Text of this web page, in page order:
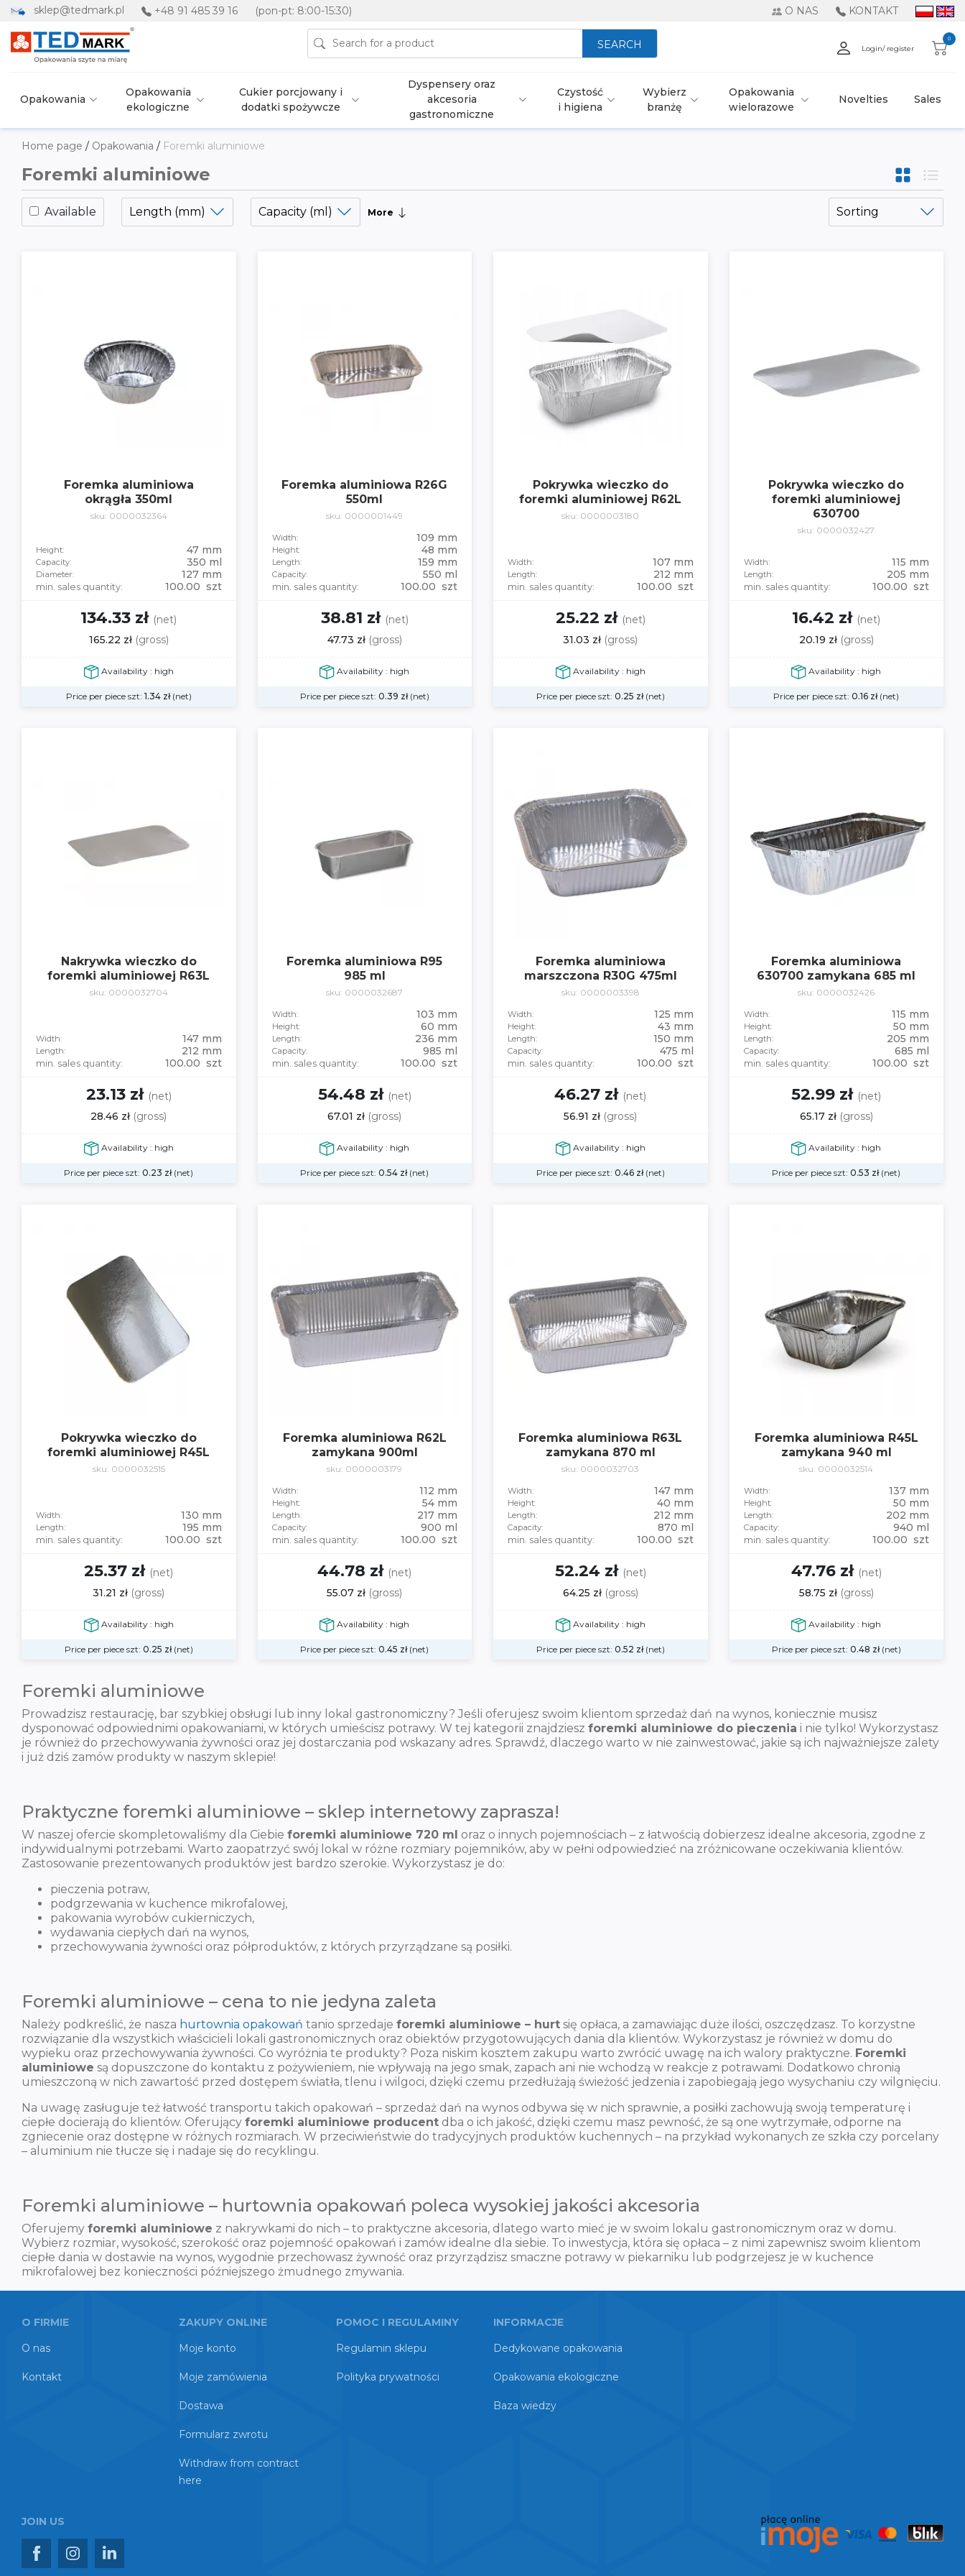
sklep@tedmark.pl +48 91 485 39 16 (pon-pt: 8:00-15:30) O NAS KONTAKT
SEARCH Login/ register
0
Opakowania
Opakowania
ekologiczne
Cukier porcjowany i
dodatki spożywcze
Dyspensery oraz
akcesoria
gastronomiczne
Czystość
i higiena
Wybierz
branżę
Opakowania
wielorazowe
Novelties Sales
Home page / Opakowania / Foremki aluminiowe
Foremki aluminiowe
Available Length (mm) Capacity (ml) More Sorting
Foremka aluminiowa
okrągła 350ml
sku: 0000032364
Height: 47 mm
Capacity: 350 ml
Diameter: 127 mm
min. sales quantity: 100.00 szt
134.33 zł (net)
165.22 zł (gross)
Availability : high
Price per piece szt: 1.34 zł(net)
Foremka aluminiowa R26G
550ml
sku: 0000001449
Width: 109 mm
Height: 48 mm
Length: 159 mm
Capacity: 550 ml
min. sales quantity: 100.00 szt
38.81 zł (net)
47.73 zł (gross)
Availability : high
Price per piece szt: 0.39 zł(net)
Pokrywka wieczko do
foremki aluminiowej R62L
sku: 0000003180
Width: 107 mm
Length: 212 mm
min. sales quantity: 100.00 szt
25.22 zł (net)
31.03 zł (gross)
Availability : high
Price per piece szt: 0.25 zł(net)
Pokrywka wieczko do
foremki aluminiowej
630700
sku: 0000032427
Width: 115 mm
Length: 205 mm
min. sales quantity: 100.00 szt
16.42 zł (net)
20.19 zł (gross)
Availability : high
Price per piece szt:0.16 zł(net)
Nakrywka wieczko do
foremki aluminiowej R63L
sku: 0000032704
Width: 147 mm
Length: 212 mm
min. sales quantity: 100.00 szt
23.13 zł (net)
28.46 zł (gross)
Availability : high
Price per piece szt:0.23 zł(net)
Foremka aluminiowa R95
985 ml
sku: 0000032687
Width: 103 mm
Height: 60 mm
Length: 236 mm
Capacity: 985 ml
min. sales quantity: 100.00 szt
54.48 zł (net)
67.01 zł (gross)
Availability : high
Price per piece szt:0.54 zł(net)
Foremka aluminiowa
marszczona R30G 475ml
sku: 0000003398
Width: 125 mm
Height: 43 mm
Length: 150 mm
Capacity: 475 ml
min. sales quantity: 100.00 szt
46.27 zł (net)
56.91 zł (gross)
Availability : high
Price per piece szt: 0.46 zł(net)
Foremka aluminiowa
630700 zamykana 685 ml
sku: 0000032426
Width: 115 mm
Height: 50 mm
Length: 205 mm
Capacity: 685 ml
min. sales quantity: 100.00 szt
52.99 zł (net)
65.17 zł (gross)
Availability : high
Price per piece szt:0.53 zł(net)
Pokrywka wieczko do
foremki aluminiowej R45L
sku: 0000032515
Width: 130 mm
Length: 195 mm
min. sales quantity: 100.00 szt
25.37 zł (net)
31.21 zł (gross)
Availability : high
Price per piece szt: 0.25 zł(net)
Foremka aluminiowa R62L
zamykana 900ml
sku: 0000003179
Width: 112 mm
Height: 54 mm
Length: 217 mm
Capacity: 900 ml
min. sales quantity: 100.00 szt
44.78 zł (net)
55.07 zł (gross)
Availability : high
Price per piece szt:0.45 zł(net)
Foremka aluminiowa R63L
zamykana 870 ml
sku: 0000032703
Width: 147 mm
Height: 40 mm
Length: 212 mm
Capacity: 870 ml
min. sales quantity: 100.00 szt
52.24 zł (net)
64.25 zł (gross)
Availability : high
Price per piece szt: 0.52 zł(net)
Foremka aluminiowa R45L
zamykana 940 ml
sku: 0000032514
Width: 137 mm
Height: 50 mm
Length: 202 mm
Capacity: 940 ml
min. sales quantity: 100.00 szt
47.76 zł (net)
58.75 zł (gross)
Availability : high
Price per piece szt: 0.48 zł(net)
Foremki aluminiowe
Prowadzisz restaurację, bar szybkiej obsługi lub inny lokal gastronomiczny? Jeśli oferujesz swoim klientom sprzedaż dań na wynos, koniecznie musisz
dysponować odpowiednimi opakowaniami, w których umieścisz potrawy. W tej kategorii znajdziesz foremki aluminiowe do pieczenia i nie tylko! Wykorzystasz
je również do przechowywania żywności oraz jej dostarczania pod wskazany adres. Sprawdź, dlaczego warto w nie zainwestować, jakie są ich najważniejsze zalety
i już dziś zamów produkty w naszym sklepie!
Praktyczne foremki aluminiowe – sklep internetowy zaprasza!
W naszej ofercie skompletowaliśmy dla Ciebie foremki aluminiowe 720 ml oraz o innych pojemnościach – z łatwością dobierzesz idealne akcesoria, zgodne z
indywidualnymi potrzebami. Warto zaopatrzyć swój lokal w różne rozmiary pojemników, aby w pełni odpowiedzieć na zróżnicowane oczekiwania klientów.
Zastosowanie prezentowanych produktów jest bardzo szerokie. Wykorzystasz je do:
pieczenia potraw,
podgrzewania w kuchence mikrofalowej,
pakowania wyrobów cukierniczych,
wydawania ciepłych dań na wynos,
przechowywania żywności oraz półproduktów, z których przyrządzane są posiłki.
Foremki aluminiowe – cena to nie jedyna zaleta
Należy podkreślić, że nasza hurtownia opakowań tanio sprzedaje foremki aluminiowe – hurt się opłaca, a zamawiając duże ilości, oszczędzasz. To korzystne
rozwiązanie dla wszystkich właścicieli lokali gastronomicznych oraz obiektów przygotowujących dania dla klientów. Wykorzystasz je również w domu do
wypieku oraz przechowywania żywności. Co wyróżnia te produkty? Poza niskim kosztem zakupu warto zwrócić uwagę na ich walory praktyczne. Foremki
aluminiowe są dopuszczone do kontaktu z pożywieniem, nie wpływają na jego smak, zapach ani nie wchodzą w reakcje z potrawami. Dodatkowo chronią
umieszczoną w nich zawartość przed dostępem światła, tlenu i wilgoci, dzięki czemu przedłużają świeżość jedzenia i zapobiegają jego wysychaniu czy wilgnięciu.
Na uwagę zasługuje też łatwość transportu takich opakowań – sprzedaż dań na wynos odbywa się w nich sprawnie, a posiłki zachowują swoją temperaturę i
ciepłe docierają do klientów. Oferujący foremki aluminiowe producent dba o ich jakość, dzięki czemu masz pewność, że są one wytrzymałe, odporne na
zgniecenie oraz dostępne w różnych rozmiarach. W przeciwieństwie do tradycyjnych produktów kuchennych – na przykład wykonanych ze szkła czy porcelany
– aluminium nie tłucze się i nadaje się do recyklingu.
Foremki aluminiowe – hurtownia opakowań poleca wysokiej jakości akcesoria
Oferujemy foremki aluminiowe z nakrywkami do nich – to praktyczne akcesoria, dlatego warto mieć je w swoim lokalu gastronomicznym oraz w domu.
Wybierz rozmiar, wysokość, szerokość oraz pojemność opakowań i zamów idealne dla siebie. To inwestycja, która się opłaca – z nimi zapewnisz swoim klientom
ciepłe dania w dostawie na wynos, wygodnie przechowasz żywność oraz przyrządzisz smaczne potrawy w piekarniku lub podgrzejesz je w kuchence
mikrofalowej bez konieczności późniejszego żmudnego zmywania.
O FIRMIE
O nas
Kontakt
ZAKUPY ONLINE
Moje konto
Moje zamówienia
Dostawa
Formularz zwrotu
Withdraw from contract
here
POMOC I REGULAMINY
Regulamin sklepu
Polityka prywatności
INFORMACJE
Dedykowane opakowania
Opakowania ekologiczne
Baza wiedzy
JOIN US